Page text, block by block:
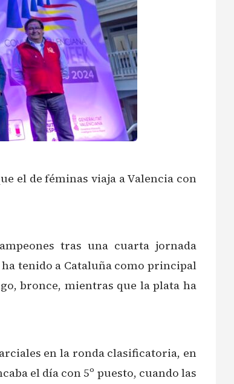
el de féminas viaja a Valencia con
tras una cuarta jornada
tenido a Cataluña como principal
bronce, mientras que la plata ha
en la ronda clasificatoria, en
el día con 5º puesto, cuando las